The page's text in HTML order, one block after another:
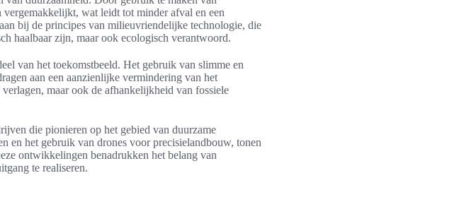
wat leidt tot minder afval en een
bij de principes van milieuvriendelijke technologie, die
haalbaar zijn, maar ook ecologisch verantwoord.
van het toekomstbeeld. Het gebruik van slimme en
aan een aanzienlijke vermindering van het
maar ook de afhankelijkheid van fossiele
die pionieren op het gebied van duurzame
en het gebruik van drones voor precisielandbouw, tonen
ontwikkelingen benadrukken het belang van
te realiseren.